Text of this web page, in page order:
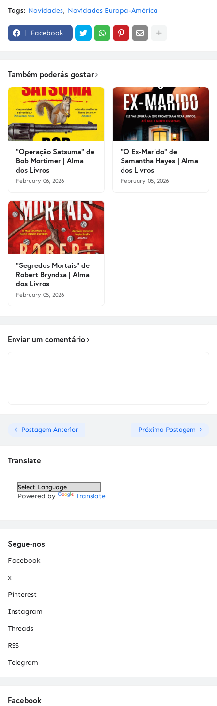
Tags: Novidades Novidades Europa-América
Facebook
Também poderás gostar
"Operação Satsuma" de
Bob Mortimer | Alma
dos Livros
February 06, 2026
"O Ex-Marido" de
Samantha Hayes | Alma
dos Livros
February 05, 2026
"Segredos Mortais" de
Robert Bryndza | Alma
dos Livros
February 05, 2026
Enviar um comentário
Postagem Anterior Próxima Postagem
Translate
Powered by Translate
Segue-nos
Facebook
x
Pinterest
Instagram
Threads
RSS
Telegram
Facebook